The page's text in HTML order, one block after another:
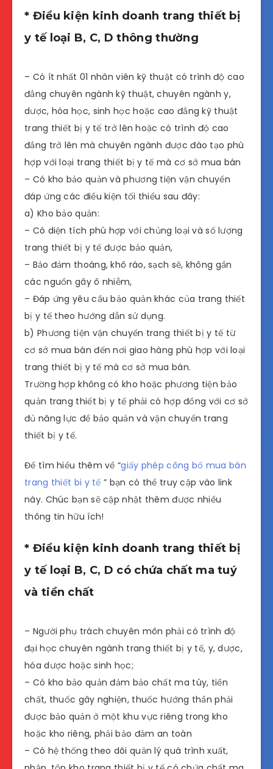
* Điều kiện kinh doanh trang thiết bị
y tế loại B, C, D thông thường
– Có ít nhất 01 nhân viên kỹ thuật có trình độ cao
đẳng chuyên ngành kỹ thuật, chuyên ngành y,
dược, hóa học, sinh học hoặc cao đẳng kỹ thuật
trang thiết bị y tế trở lên hoặc có trình độ cao
đẳng trở lên mà chuyên ngành được đào tạo phù
hợp với loại trang thiết bị y tế mà cơ sở mua bán
– Có kho bảo quản và phương tiện vận chuyển
đáp ứng các điều kiện tối thiểu sau đây:
a) Kho bảo quản:
– Có diện tích phù hợp với chủng loại và số lượng
trang thiết bị y tế được bảo quản,
– Bảo đảm thoáng, khô ráo, sạch sẽ, không gần
các nguồn gây ô nhiễm,
– Đáp ứng yêu cầu bảo quản khác của trang thiết
bị y tế theo hướng dẫn sử dụng.
b) Phương tiện vận chuyển trang thiết bị y tế từ
cơ sở mua bán đến nơi giao hàng phù hợp với loại
trang thiết bị y tế mà cơ sở mua bán.
Trường hợp không có kho hoặc phương tiện bảo
quản trang thiết bị y tế phải có hợp đồng với cơ sở
đủ năng lực để bảo quản và vận chuyển trang
thiết bị y tế.
Để tìm hiểu thêm về “giấy phép công bố mua bán
trang thiết bi y tế ” bạn có thể truy cập vào link
này. Chúc bạn sẽ cập nhật thêm được nhiều
thông tin hữu ích!
* Điều kiện kinh doanh trang thiết bị
y tế loại B, C, D có chứa chất ma tuý
và tiền chất
– Người phụ trách chuyên môn phải có trình độ
đại học chuyên ngành trang thiết bị y tế, y, dược,
hóa dược hoặc sinh học;
– Có kho bảo quản đảm bảo chất ma túy, tiền
chất, thuốc gây nghiện, thuốc hướng thần phải
được bảo quản ở một khu vực riêng trong kho
hoặc kho riêng, phải bảo đảm an toàn
– Có hệ thống theo dõi quản lý quá trình xuất,